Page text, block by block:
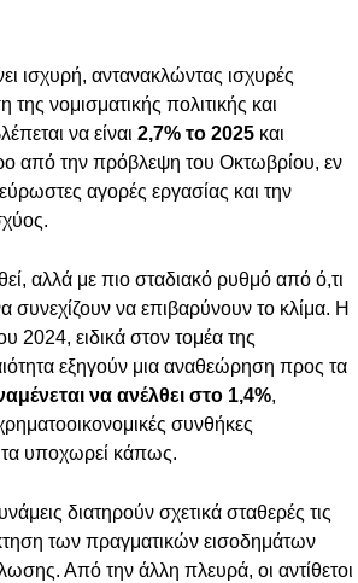
ισχυρή, αντανακλώντας ισχυρές
νομισματικής πολιτικής και
να είναι 2,7% το 2025 και
από την πρόβλεψη του Οκτωβρίου, εν
αγορές εργασίας και την
αλλά με πιο σταδιακό ρυθμό από ό,τι
συνεχίζουν να επιβαρύνουν το κλίμα. Η
2024, ειδικά στον τομέα της
εξηγούν μια αναθεώρηση προς τα
να ανέλθει στο 1,4%,
συνθήκες
υποχωρεί κάπως.
διατηρούν σχετικά σταθερές τις
των πραγματικών εισοδημάτων
Από την άλλη πλευρά, οι αντίθετοι